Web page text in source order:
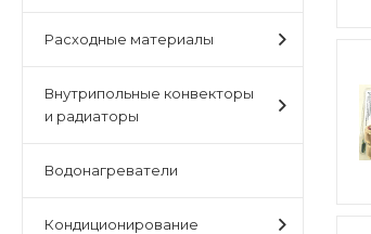
Расходные материалы
Внутрипольные конвекторы
и радиаторы
Водонагреватели
Кондиционирование